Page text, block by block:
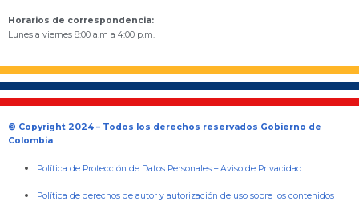
Horarios de correspondencia:
Lunes a viernes 8:00 a.m a 4:00 p.m.
© Copyright 2024 – Todos los derechos reservados Gobierno de
Colombia
Política de Protección de Datos Personales –Aviso de Privacidad
Política de derechos de autor y autorización de uso sobre los contenidos